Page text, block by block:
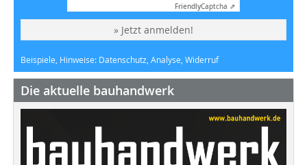
FriendlyCaptcha ⇗
» Jetzt anmelden!
Beispiele, Hinweise: Datenschutz, Analyse, Widerruf
Die aktuelle bauhandwerk